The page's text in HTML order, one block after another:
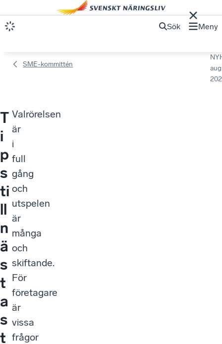
Sök Meny
SME-kommittén
T
i
p
s
ti
ll
n
ä
s
t
a
s
t
Valrörelsen
är
i
full
gång
och
utspelen
är
många
och
skiftande.
För
företagare
är
vissa
frågor